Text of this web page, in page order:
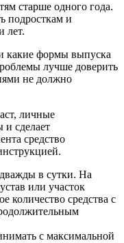
старше одного года.
подросткам и
лет.
какие формы выпуска
лучше доверить
не должно
личные
и сделает
средство
в сутки. На
или участок
количество средства с
с максимальной